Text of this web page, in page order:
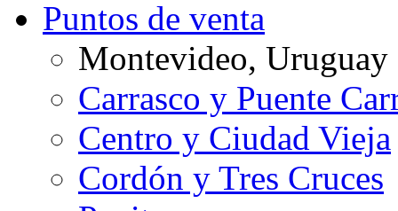
Puntos de venta
Montevideo, Uruguay
Carrasco y Puente
Centro y Ciudad Vieja
Cordón y Tres Cruces